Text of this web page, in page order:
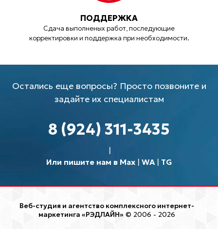
ПОДДЕРЖКА
Сдача выполненых работ, последующие
корректировки и поддержка при необходимости.
Остались еще вопросы? Просто позвоните и
задайте их специалистам
8 (924) 311-3435
Или пишите нам в Max| WA| TG
Веб-студия и агентство комплексного интернет-
маркетинга «РЭДЛАЙН» © 2006 - 2026